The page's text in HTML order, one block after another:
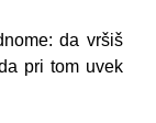
da vršiš
pri tom uvek